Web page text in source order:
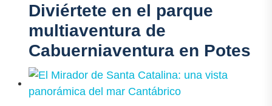
Diviértete en el parque
multiaventura de
Cabuerniaventura en Potes